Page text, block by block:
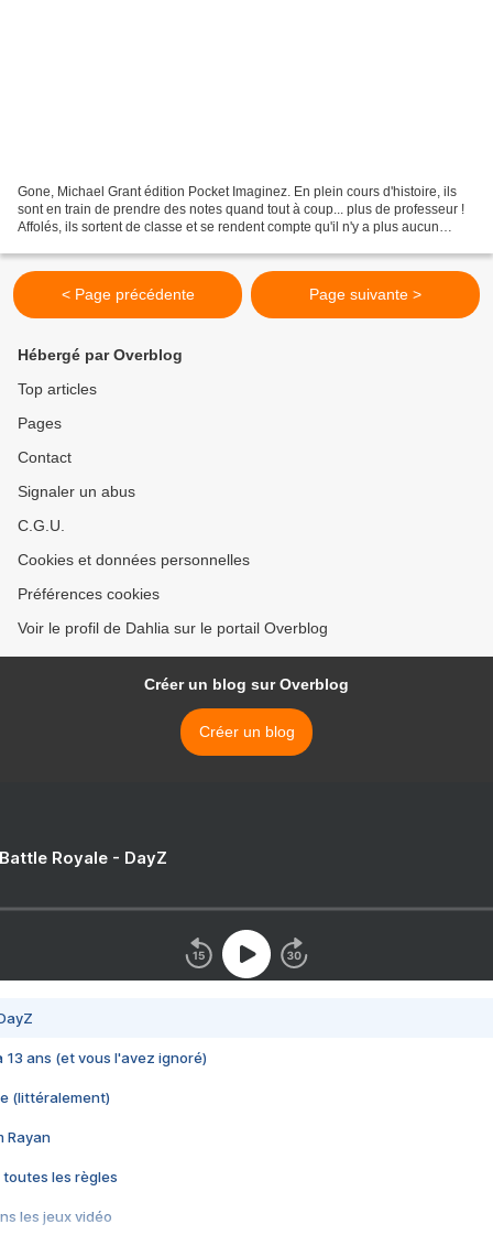
Gone, Michael Grant édition Pocket Imaginez. En plein cours d'histoire, ils
sont en train de prendre des notes quand tout à coup... plus de professeur !
Affolés, ils sortent de classe et se rendent compte qu'il n'y a plus aucun
< Page précédente Page suivante >
Hébergé par Overblog
Top articles
Pages
Contact
Signaler un abus
C.G.U.
Cookies et données personnelles
Préférences cookies
Voir le profil de Dahlia sur le portail Overblog
Créer un blog sur Overblog
Créer un blog
Royale - DayZ
13 ans (et vous l'avez ignoré)
(littéralement)
Rayan
toutes les règles
les jeux vidéo